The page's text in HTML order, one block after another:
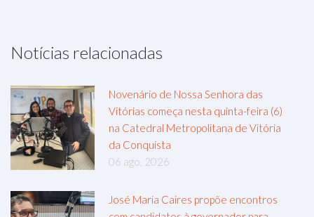
Notícias relacionadas
Novenário de Nossa Senhora das
Vitórias começa nesta quinta-feira (6)
na Catedral Metropolitana de Vitória
da Conquista
06 ago, 2026
José Maria Caires propõe encontros